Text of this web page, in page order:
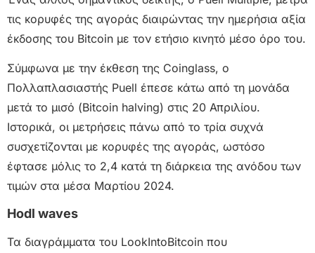
τις κορυφές της αγοράς διαιρώντας την ημερήσια αξία
έκδοσης του Bitcoin με τον ετήσιο κινητό μέσο όρο του.
Σύμφωνα με την έκθεση της Coinglass, ο
Πολλαπλασιαστής Puell έπεσε κάτω από τη μονάδα
μετά το μισό (Bitcoin halving) στις 20 Απριλίου.
Ιστορικά, οι μετρήσεις πάνω από το τρία συχνά
συσχετίζονται με κορυφές της αγοράς, ωστόσο
έφτασε μόλις το 2,4 κατά τη διάρκεια της ανόδου των
τιμών στα μέσα Μαρτίου 2024.
Hodl waves
Τα διαγράμματα του LookIntoBitcoin που